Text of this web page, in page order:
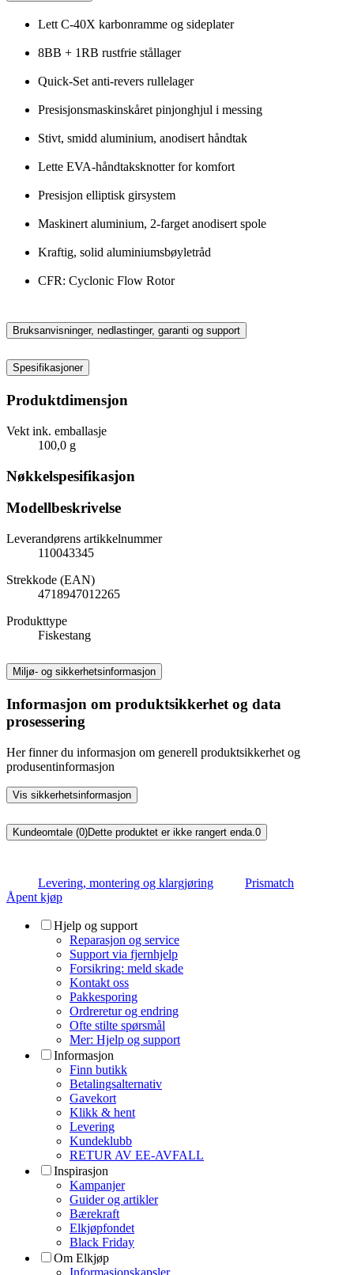
Lett C-40X karbonramme og sideplater
8BB + 1RB rustfrie stållager
Quick-Set anti-revers rullelager
Presisjonsmaskinskåret pinjonghjul i messing
Stivt, smidd aluminium, anodisert håndtak
Lette EVA-håndtaksknotter for komfort
Presisjon elliptisk girsystem
Maskinert aluminium, 2-farget anodisert spole
Kraftig, solid aluminiumsbøyletråd
CFR: Cyclonic Flow Rotor
Bruksanvisninger, nedlastinger, garanti og support
Spesifikasjoner
Produktdimensjon
Vekt ink. emballasje
100,0 g
Nøkkelspesifikasjon
Modellbeskrivelse
Leverandørens artikkelnummer
110043345
Strekkode (EAN)
4718947012265
Produkttype
Fiskestang
Miljø- og sikkerhetsinformasjon
Informasjon om produktsikkerhet og data
prosessering
Her finner du informasjon om generell produktsikkerhet og
produsentinformasjon
Vis sikkerhetsinformasjon
Kundeomtale (0)Dette produktet er ikke rangert enda. 0
Levering, montering og klargjøring
Prismatch
Åpent kjøp
Hjelp og support
Reparasjon og service
Support via fjernhjelp
Forsikring: meld skade
Kontakt oss
Pakkesporing
Ordreretur og endring
Ofte stilte spørsmål
Mer: Hjelp og support
Informasjon
Finn butikk
Betalingsalternativ
Gavekort
Klikk & hent
Levering
Kundeklubb
RETUR AV EE-AVFALL
Inspirasjon
Kampanjer
Guider og artikler
Bærekraft
Elkjøpfondet
Black Friday
Om Elkjøp